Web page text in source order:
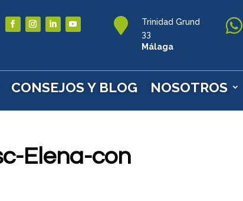

Trinidad Grund
33
Málaga

CONSEJOS Y BLOG NOSOTROS
Elena-con